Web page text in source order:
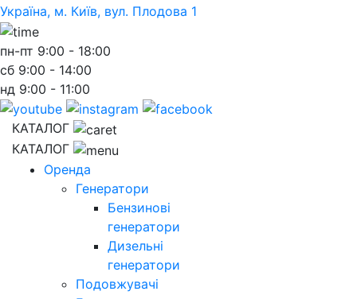
Україна, м. Київ, вул. Плодова 1
пн-пт 9:00 - 18:00
сб 9:00 - 14:00
нд 9:00 - 11:00
КАТАЛОГ
КАТАЛОГ
Оренда
Генератори
Бензинові
генератори
Дизельні
генератори
Подовжувачі